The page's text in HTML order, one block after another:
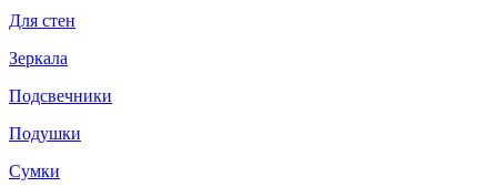
Для стен
Зеркала
Подсвечники
Подушки
Сумки